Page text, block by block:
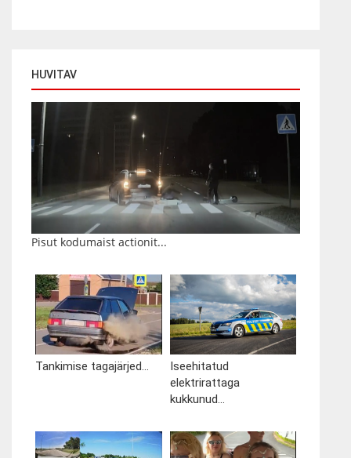
HUVITAV
Pisut kodumaist actionit...
Tankimise tagajärjed...
Iseehitatud
elektrirattaga
kukkunud...